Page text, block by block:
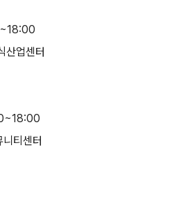
산업센터
티센터